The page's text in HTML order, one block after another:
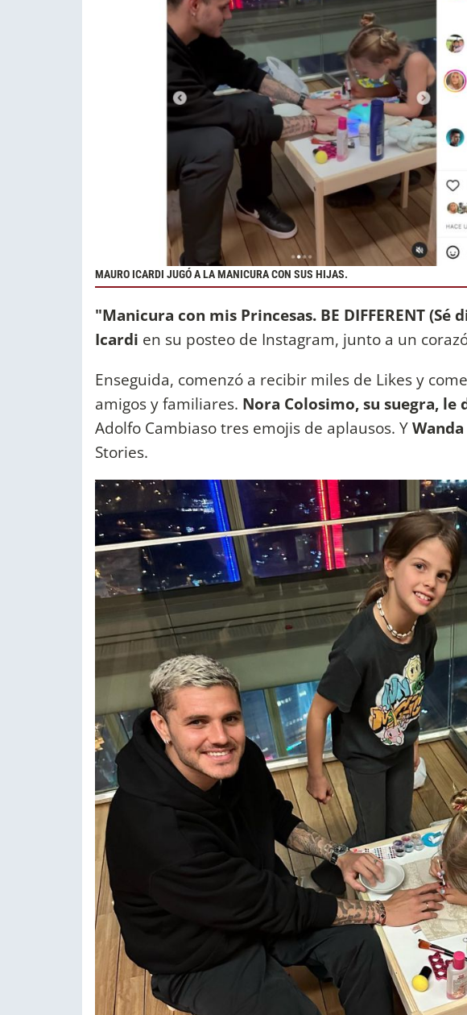
MAURO ICARDI JUGÓ A LA MANICURA CON SUS HIJAS.
"Manicura con mis Princesas. BE DIFFERENT (Sé
Icardi en su posteo de Instagram, junto a un
Enseguida, comenzó a recibir miles de Likes y
amigos y familiares. Nora Colosimo, su suegra,
Adolfo Cambiaso tres emojis de aplausos. Y
Stories.